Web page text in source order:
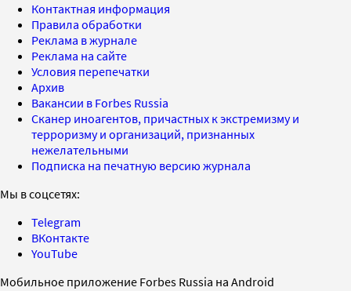
Контактная информация
Правила обработки
Реклама в журнале
Реклама на сайте
Условия перепечатки
Архив
Вакансии в Forbes Russia
Сканер иноагентов, причастных к экстремизму и
терроризму и организаций, признанных
нежелательными
Подписка на печатную версию журнала
Мы в соцсетях:
Telegram
ВКонтакте
YouTube
Мобильное приложение Forbes Russia на Android